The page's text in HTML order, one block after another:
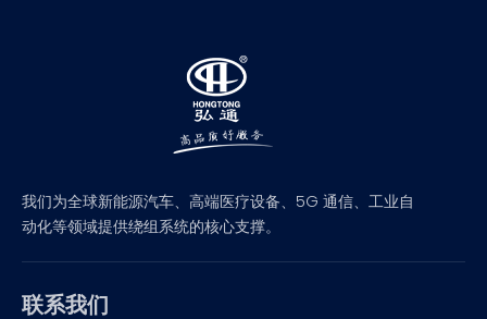
我们为全球新能源汽车、高端医疗设备、5G 通信、工业自
动化等领域提供绕组系统的核心支撑。
联系我们